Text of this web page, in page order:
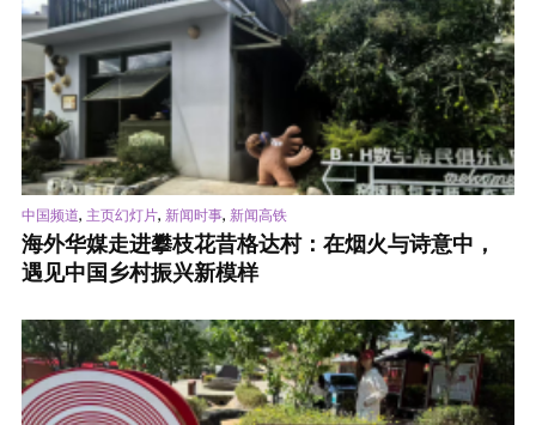
中国频道, 主页幻灯片, 新闻时事, 新闻高铁
海外华媒走进攀枝花昔格达村：在烟火与诗意中，
遇见中国乡村振兴新模样